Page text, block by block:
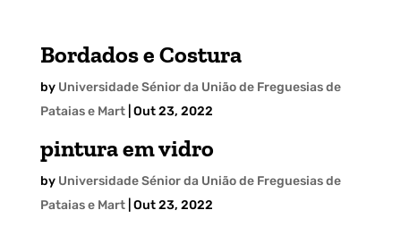
Bordados e Costura
by Universidade Sénior da União de Freguesias de
Pataias e Mart| Out 23, 2022
pintura em vidro
by Universidade Sénior da União de Freguesias de
Pataias e Mart| Out 23, 2022